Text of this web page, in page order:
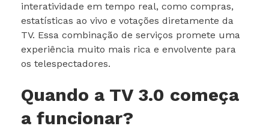
interatividade em tempo real, como compras,
estatísticas ao vivo e votações diretamente da
TV. Essa combinação de serviços promete uma
experiência muito mais rica e envolvente para
os telespectadores.
Quando a TV 3.0 começa
a funcionar?